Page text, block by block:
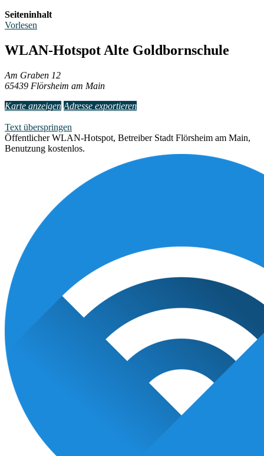
Seiteninhalt
Vorlesen
WLAN-Hotspot Alte Goldbornschule
Am Graben 12
65439 Flörsheim am Main
Karte anzeigen Adresse exportieren
Text überspringen
Öffentlicher WLAN-Hotspot, Betreiber Stadt Flörsheim am Main,
Benutzung kostenlos.